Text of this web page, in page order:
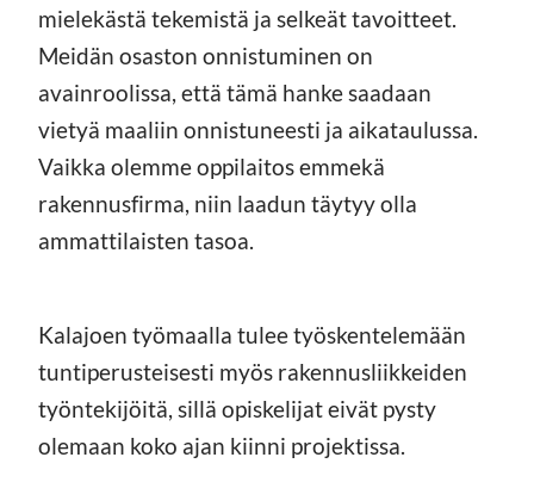
mielekästä tekemistä ja selkeät tavoitteet.
Meidän osaston onnistuminen on
avainroolissa, että tämä hanke saadaan
vietyä maaliin onnistuneesti ja aikataulussa.
Vaikka olemme oppilaitos emmekä
rakennusfirma, niin laadun täytyy olla
ammattilaisten tasoa.
Kalajoen työmaalla tulee työskentelemään
tuntiperusteisesti myös rakennusliikkeiden
työntekijöitä, sillä opiskelijat eivät pysty
olemaan koko ajan kiinni projektissa.